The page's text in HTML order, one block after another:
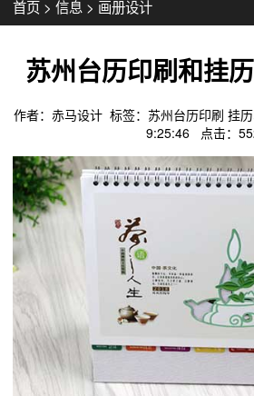
首页 > 信息 > 画册设计
苏州台历印刷和挂
作者：赤马设计 标签： 苏州台历印刷 挂
9:25:46 点击：